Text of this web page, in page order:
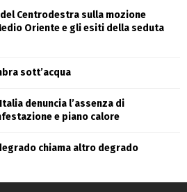
Centrodestra sulla mozione
Oriente e gli esiti della seduta
sott’acqua
denuncia l’assenza di
e piano calore
chiama altro degrado